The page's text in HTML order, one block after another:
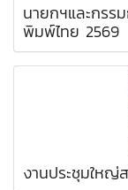
นายกฯและกรร
พิมพ์ไทย 2569
งานประชุมใหญ่